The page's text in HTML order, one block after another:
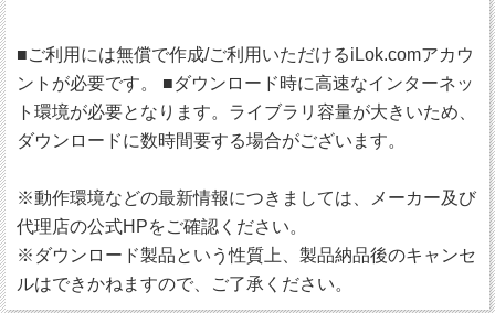
■ご利用には無償で作成/ご利用いただけるiLok.comアカウ
ントが必要です。 ■ダウンロード時に高速なインターネッ
ト環境が必要となります。ライブラリ容量が大きいため、
ダウンロードに数時間要する場合がございます。
※動作環境などの最新情報につきましては、メーカー及び
代理店の公式HPをご確認ください。
※ダウンロード製品という性質上、製品納品後のキャンセ
ルはできかねますので、ご了承ください。